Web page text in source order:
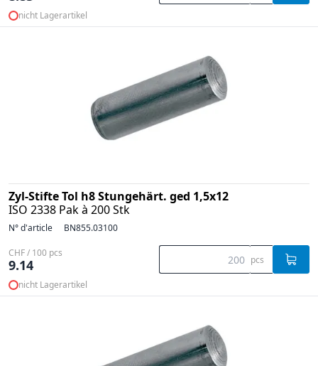
nicht Lagerartikel
Zyl-Stifte Tol h8 Stungehärt. ged 1,5x12
ISO 2338 Pak à 200 Stk
N° d'article BN855.03100
CHF / 100 pcs
9.14 pcs
nicht Lagerartikel